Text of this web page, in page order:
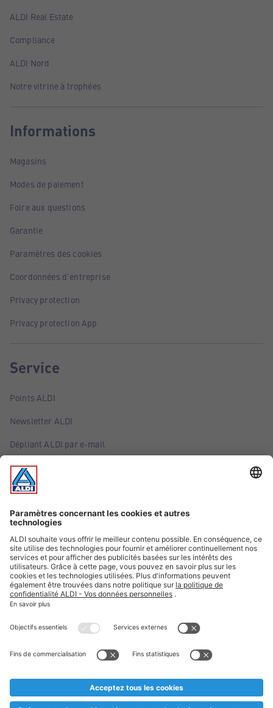
ALDI Real Estate
Compliance
ALDI Nord
Notre vitrine à trophées
Informations
Magasins
Modes de paiement
Foire aux questions
Garantie
Paramètres des cookies
Coordonnées d'entreprise
Privacy protection
Privacy protection App
Service
Points ALDI
Newsletter ALDI
Dépliant ALDI par e-mail
Offres
Infos essentielles
Suivez ALDI Belgique
Textes marqués d'un astérisque et mentions légales
* Nous vendons ces articles temporairement et jusqu'à
au cas où, malgré le planning bien étudié, nous serions
prématurément en rupture de stock. Prix Recupel et TVA incl.
** Sur ce site, l’utilisation de la forme masculine a été adoptée